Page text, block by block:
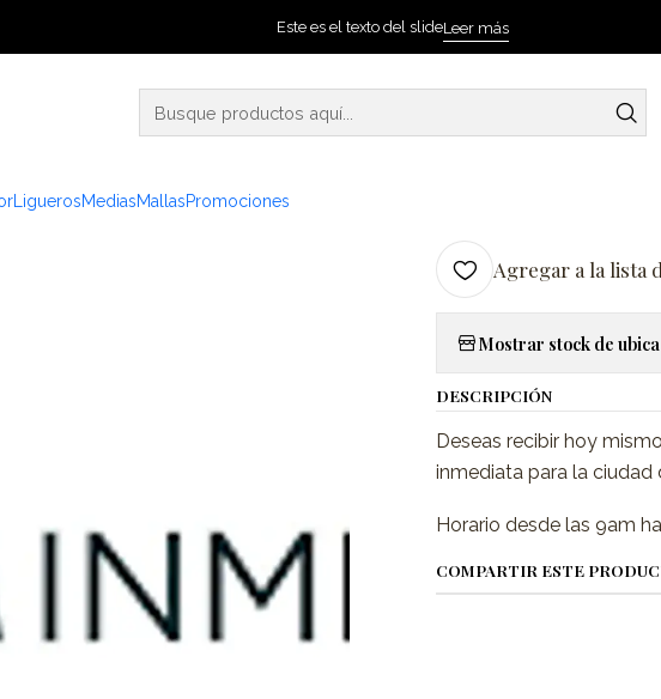
LiguerosMediasMallasPromociones
Este es el texto del slideLeer más
Inicio Entrega inmediata Bogotá
Entrega
Agregar a la lista
Mostrar stock de
DESCRIPCIÓN
Deseas recibir hoy
inmediata para la
Horario desde las 9am
COMPARTIR ESTE